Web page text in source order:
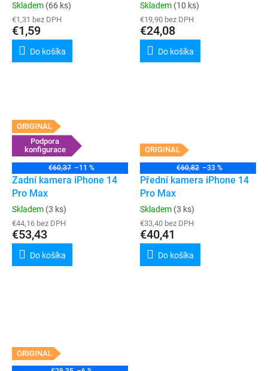
Skladem (66 ks)
€1,31 bez DPH
€1,59
Do košíka
Skladem (10 ks)
€19,90 bez DPH
€24,08
Do košíka
ORIGINAL
Podpora
konfigurace
€60,37 –11 %
Zadní kamera iPhone 14
Pro Max
Skladem (3 ks)
€44,16 bez DPH
€53,43
Do košíka
ORIGINAL
€60,82 –33 %
Přední kamera iPhone 14
Pro Max
Skladem (3 ks)
€33,40 bez DPH
€40,41
Do košíka
ORIGINAL